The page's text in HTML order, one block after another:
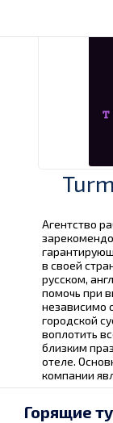
Агентство
в своей
русском,
помочь при
независимо
городской
воплотить
близким
отеле.
компании
Горящие